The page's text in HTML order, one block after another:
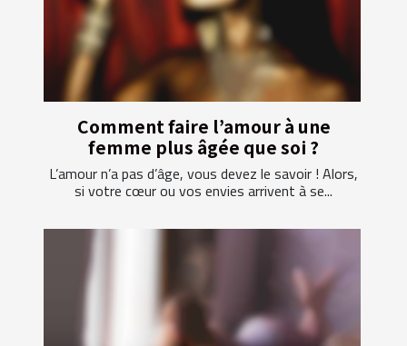
Comment faire l’amour à une
femme plus âgée que soi ?
L’amour n’a pas d’âge, vous devez le savoir ! Alors,
si votre cœur ou vos envies arrivent à se...